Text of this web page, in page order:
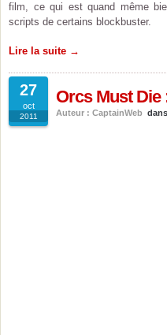
film, ce qui est quand même
scripts de certains blockbuster.
Lire la suite →
27
oct
2011
Orcs Must Die
Auteur : CaptainWeb